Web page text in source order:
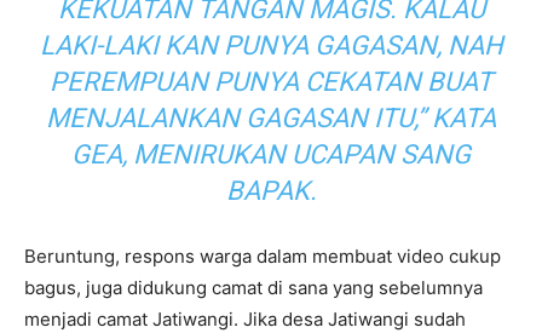
KEKUATAN TANGAN MAGIS. KALAU
LAKI-LAKI KAN PUNYA GAGASAN, NAH
PEREMPUAN PUNYA CEKATAN BUAT
MENJALANKAN GAGASAN ITU,” KATA
GEA, MENIRUKAN UCAPAN SANG
BAPAK.
Beruntung, respons warga dalam membuat video cukup
bagus, juga didukung camat di sana yang sebelumnya
menjadi camat Jatiwangi. Jika desa Jatiwangi sudah